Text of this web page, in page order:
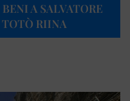
A SALVATORE
RIINA